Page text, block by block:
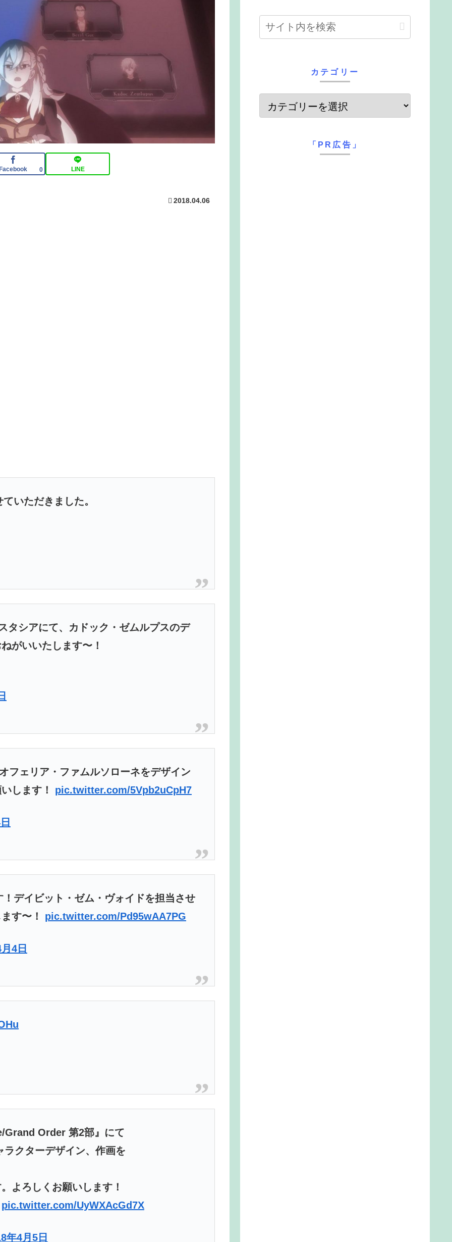
チェンジしないなら最適クリサポーター
0 LINE
2018.04.06
いただきました。
タシアにて、カドック・ゼムルプスのデ
がいいたします〜！
フェリア・ファムルソローネをデザイン
します！ pic.twitter.com/5Vpb2uCpH7
デイビット・ゼム・ヴォイドを担当させ
す〜！ pic.twitter.com/Pd95wAA7PG
4日
Grand Order 第2部』にて
クターデザイン、作画を
よろしくお願いします！
pic.twitter.com/UyWXAcGd7X
年4月5日
カテゴリー
「PR広告」